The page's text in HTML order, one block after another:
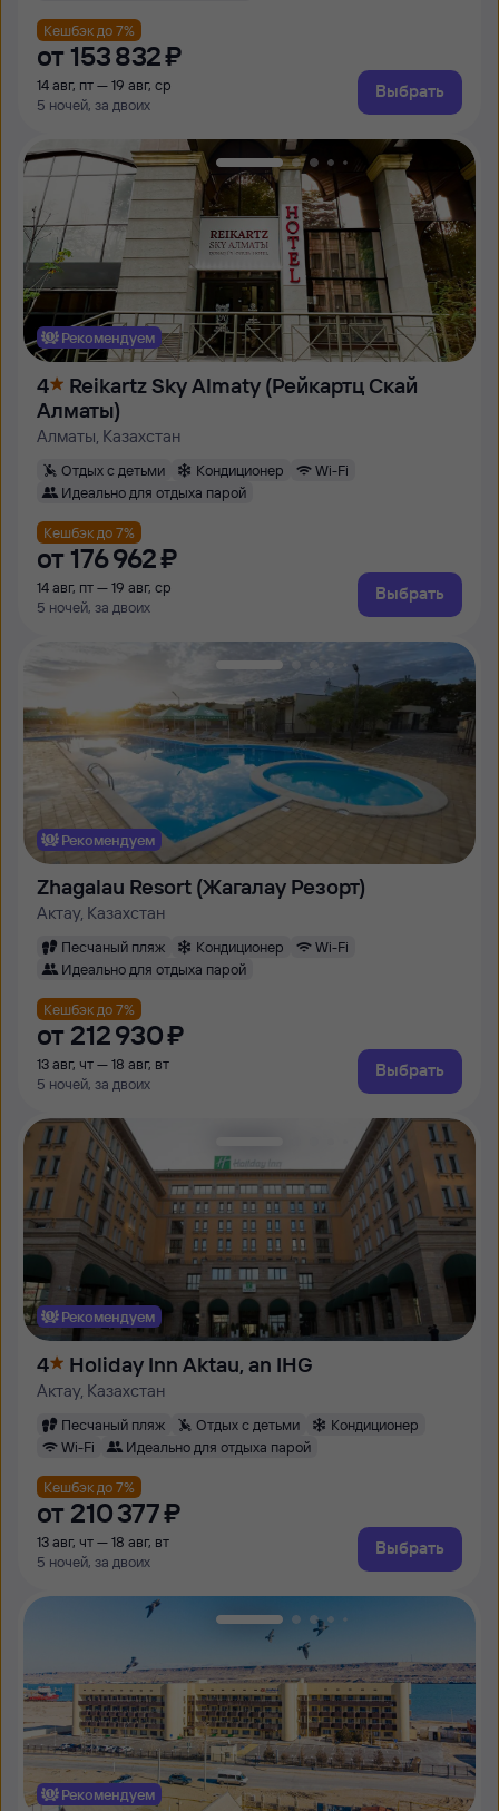
Кешбэк до 7%
от 153 ⁠832 ⁠₽
14 авг, пт — 19 авг, ср
5 ночей, за двоих
Выбрать
Рекомендуем
4
Reikartz Sky Almaty (Рейкартц Скай
Алматы)
Алматы, Казахстан
Отдых с детьми Кондиционер
Wi-Fi
Идеально для отдыха парой
Кешбэк до 7%
от 176 ⁠962 ⁠₽
14 авг, пт — 19 авг, ср
5 ночей, за двоих
Выбрать
Рекомендуем
Zhagalau Resort (Жагалау Резорт)
Актау, Казахстан
Песчаный пляж Кондиционер
Wi-Fi
Идеально для отдыха парой
Кешбэк до 7%
от 212 ⁠930 ⁠₽
13 авг, чт — 18 авг, вт
5 ночей, за двоих
Выбрать
Рекомендуем
4 Holiday Inn Aktau, an IHG
Актау, Казахстан
Песчаный пляж Отдых с детьми
Кондиционер
Wi-Fi
Идеально для отдыха парой
Кешбэк до 7%
от 210 ⁠377 ⁠₽
13 авг, чт — 18 авг, вт
5 ночей, за двоих
Выбрать
Рекомендуем